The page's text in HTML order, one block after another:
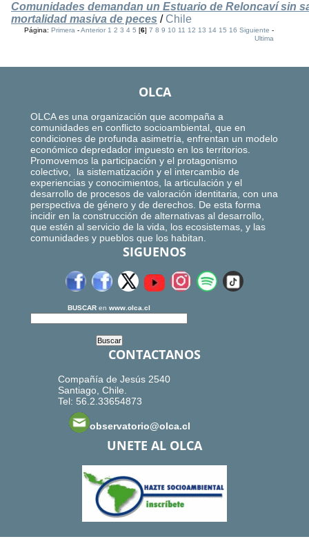
Comunidades demandan un Estuario de Reloncaví sin
mortalidad masiva de peces / Chile
Página:Primera -Anterior 1 2 3 4 5 [6]7 8 9 10 11 12 13 14 15 16 Siguiente -
Ultima
OLCA
OLCA es una organización que acompaña a
comunidades en conflicto socioambiental, que en
condiciones de profunda asimetría, enfrentan un modelo
económico depredador impuesto en los territorios.
Promovemos la participación y el protagonismo
colectivo, la sistematización y el intercambio de
experiencias y conocimientos, la articulación y el
desarrollo de procesos de valoración identitaria, con una
perspectiva de género y de derechos. De esta forma
incidir en la construcción de alternativas al desarrollo,
que estén al servicio de la vida, los ecosistemas, y las
comunidades y pueblos que los habitan.
SIGUENOS
BUSCAR en www.olca.cl
CONTACTANOS
Compañía de Jesús 2540
Santiago, Chile.
Tel: 56.2.33654873
observatorio@olca.cl
UNETE AL OLCA